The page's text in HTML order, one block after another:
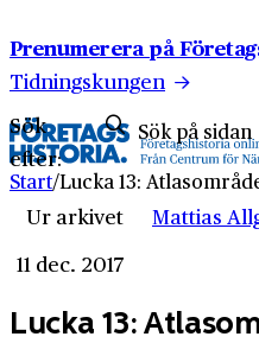
Prenumerera på
Tidningskungen
Sök
efter:
Start/Lucka 13:
Ur arkivet
Mattias
11 dec. 2017
Lucka 13: